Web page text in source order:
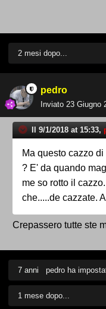
2 mesi dopo...
pedro
Inviato 23 Giugno
Il 9/1/2018 at 15:33,
Ma questo cazzo
? E' da quando
me so rotto il
che.....de cazzate.
Crepassero tutte ste
7 anni pedro ha
1 mese dopo...